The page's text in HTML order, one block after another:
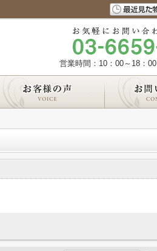
営業時間：10：00～18：00